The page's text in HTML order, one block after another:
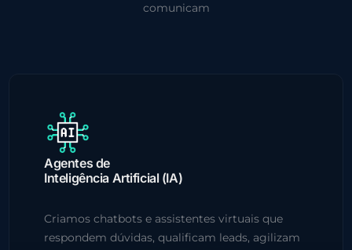
comunicam
Agentes de
Inteligência Artificial (IA)
Criamos chatbots e assistentes virtuais que
respondem dúvidas, qualificam leads, agilizam